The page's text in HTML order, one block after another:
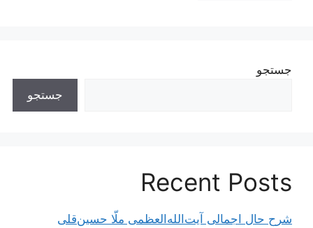
جستجو
جستجو
Recent Posts
شرح حال اجمالی آیت‌الله‌العظمی ملّا حسین‌قلی